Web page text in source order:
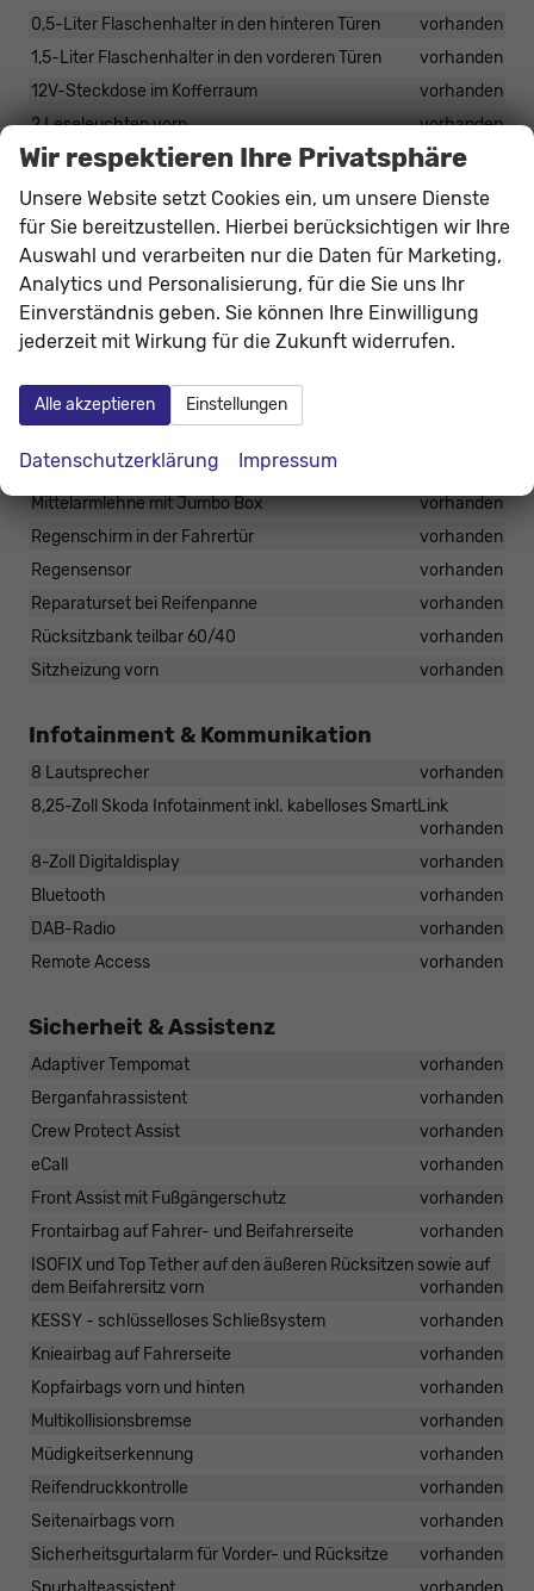
0,5-Liter Flaschenhalter in den hinteren Türen
vorhanden
1,5-Liter Flaschenhalter in den vorderen Türen
vorhanden
12V-Steckdose im Kofferraum
vorhanden
2 Leseleuchten vorn
vorhanden
2 USB-C Anschlüsse hinten
vorhanden
2 USB-C Anschlüsse in der Mittelkonsole
vorhanden
2-Speichen-Multifunktionslederlenkrad, beheizbar
vorhanden
Automatisch abblendbarer Innenspiegel
vorhanden
Brillenhalter in der Dachkonsole (entfällt bei Kauf des
Panoramaglasdachs)
vorhanden
Drive Mode Select
Höhenverstellbare Vordersitze
Mittelarmlehne mit Jumbo Box
vorhanden
Regenschirm in der Fahrertür
vorhanden
Regensensor
vorhanden
Reparaturset bei Reifenpanne
vorhanden
Rücksitzbank teilbar 60/40
vorhanden
Sitzheizung vorn
vorhanden
Infotainment & Kommunikation
8 Lautsprecher
vorhanden
8,25-Zoll Skoda Infotainment inkl. kabelloses SmartLink
vorhanden
8-Zoll Digitaldisplay
vorhanden
Bluetooth
vorhanden
DAB-Radio
vorhanden
Remote Access
vorhanden
Sicherheit & Assistenz
Adaptiver Tempomat
vorhanden
Berganfahrassistent
vorhanden
Crew Protect Assist
vorhanden
eCall
vorhanden
Front Assist mit Fußgängerschutz
vorhanden
Frontairbag auf Fahrer- und Beifahrerseite
vorhanden
ISOFIX und Top Tether auf den äußeren Rücksitzen sowie auf
dem Beifahrersitz vorn
vorhanden
KESSY - schlüsselloses Schließsystem
vorhanden
Knieairbag auf Fahrerseite
vorhanden
Kopfairbags vorn und hinten
vorhanden
Multikollisionsbremse
vorhanden
Müdigkeitserkennung
vorhanden
Reifendruckkontrolle
vorhanden
Seitenairbags vorn
vorhanden
Sicherheitsgurtalarm für Vorder- und Rücksitze
vorhanden
Wir respektieren Ihre Privatsphäre
Unsere Website setzt Cookies ein, um unsere Dienste
für Sie bereitzustellen. Hierbei berücksichtigen wir Ihre
Auswahl und verarbeiten nur die Daten für Marketing,
Analytics und Personalisierung, für die Sie uns Ihr
Einverständnis geben. Sie können Ihre Einwilligung
jederzeit mit Wirkung für die Zukunft widerrufen.
Alle akzeptieren Einstellungen
Datenschutzerklärung Impressum